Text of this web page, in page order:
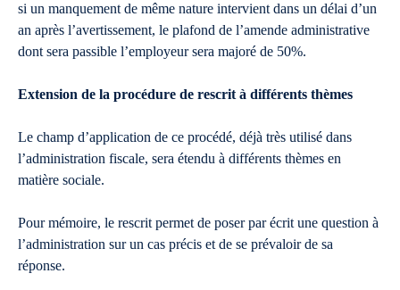
si un manquement de même nature intervient dans un délai d’un
an après l’avertissement, le plafond de l’amende administrative
dont sera passible l’employeur sera majoré de 50%.
Extension de la procédure de rescrit à différents thèmes
Le champ d’application de ce procédé, déjà très utilisé dans
l’administration fiscale, sera étendu à différents thèmes en
matière sociale.
Pour mémoire, le rescrit permet de poser par écrit une question à
l’administration sur un cas précis et de se prévaloir de sa
réponse.